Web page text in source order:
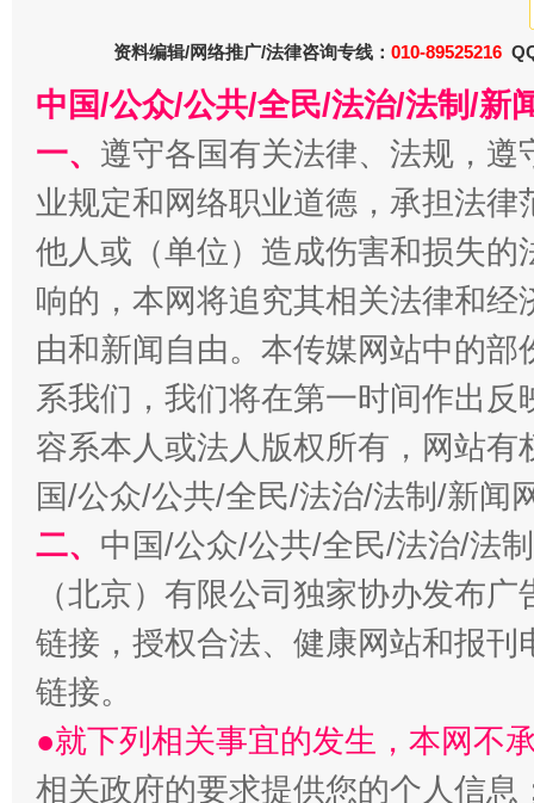
习近平的博鳌关键词
魏明亮
生
资料编辑/网络推广/法律咨询专线： 010-89525216
中国/公众/公共/全民/法治/法制/新
一、 遵守各国有关法律、法规，
业规定和网络职业道德，承担法
他人或（单位）造成伤害和损失
响的，本网将追究其相关法律和
由和新闻自由。本传媒网站中的
系我们，我们将在第一时间作出
容系本人或法人版权所有，网站
国/公众/公共/全民/法治/法制/新闻
二、 中国/公众/公共/全民/法治/法
（北京）有限公司独家协办发布
链接，授权合法、健康网站和报
链接。
●就下列相关事宜的发生，本网不
相关政府的要求提供您的个人信息